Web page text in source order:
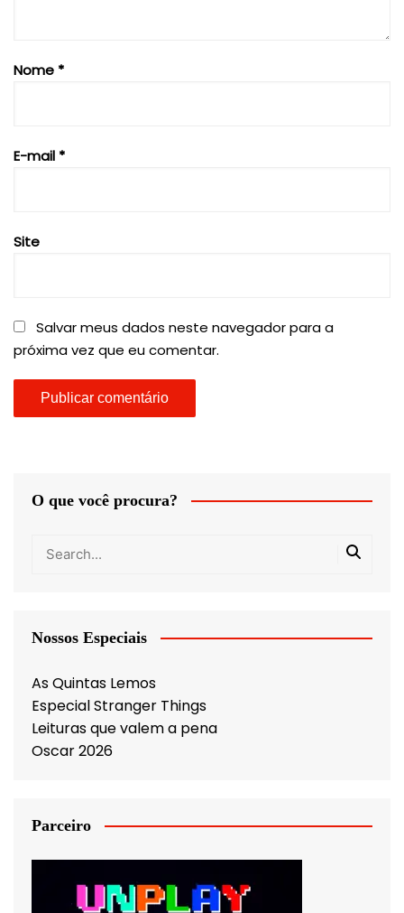
Nome *
E-mail *
Site
Salvar meus dados neste navegador para a
próxima vez que eu comentar.
O que você procura?
Nossos Especiais
As Quintas Lemos
Especial Stranger Things
Leituras que valem a pena
Oscar 2026
Parceiro